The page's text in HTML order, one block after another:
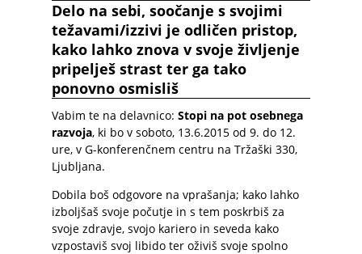
Delo na sebi, soočanje s svojimi
težavami/izzivi je odličen pristop,
kako lahko znova v svoje življenje
pripelješ strast ter ga tako
ponovno osmisliš
Vabim te na delavnico: Stopi na pot osebnega
razvoja, ki bo v soboto, 13.6.2015 od 9. do 12.
ure, v G-konferenčnem centru na Tržaški 330,
Ljubljana.
Dobila boš odgovore na vprašanja; kako lahko
izboljšaš svoje počutje in s tem poskrbiš za
svoje zdravje, svojo kariero in seveda kako
vzpostaviš svoj libido ter oživiš svoje spolno